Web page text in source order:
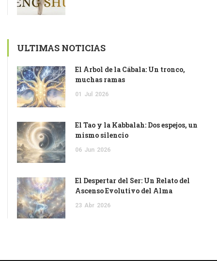
ULTIMAS NOTICIAS
El Árbol de la Cábala: Un tronco,
muchas ramas
01 Jul 2026
El Tao y la Kabbalah: Dos espejos, un
mismo silencio
06 Jun 2026
El Despertar del Ser: Un Relato del
Ascenso Evolutivo del Alma
23 Abr 2026